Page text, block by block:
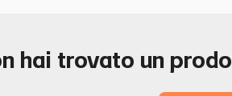
hai trovato un